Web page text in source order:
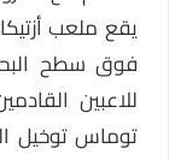
فوق سطح البحر،
للاعبين
توماس توخيل